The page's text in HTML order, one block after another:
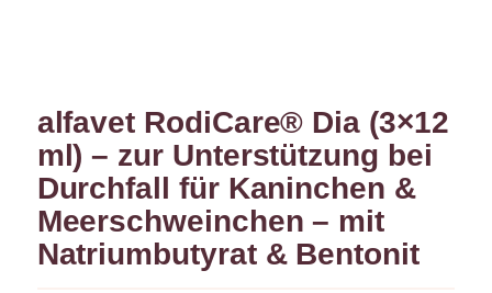
alfavet RodiCare® Dia (3×12
ml) – zur Unterstützung bei
Durchfall für Kaninchen &
Meerschweinchen – mit
Natriumbutyrat & Bentonit